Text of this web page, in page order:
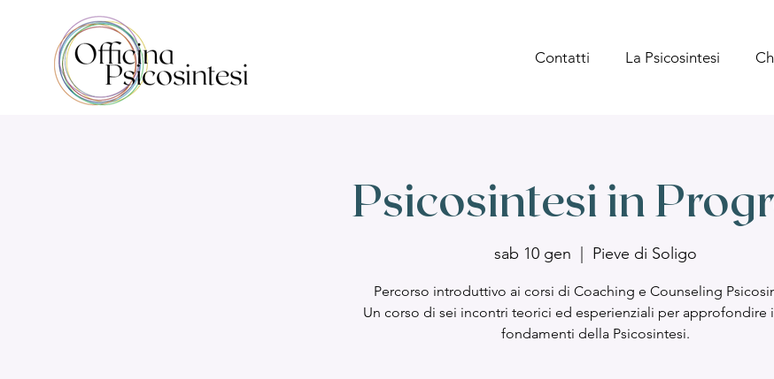
Contatti La Psicosintesi
Psicosintesi in
sab 10 gen Pieve di Soligo
Percorso introduttivo ai corsi di Coaching e Counseling
Un corso di sei incontri teorici ed esperienziali per approfondire
fondamenti della Psicosintesi.